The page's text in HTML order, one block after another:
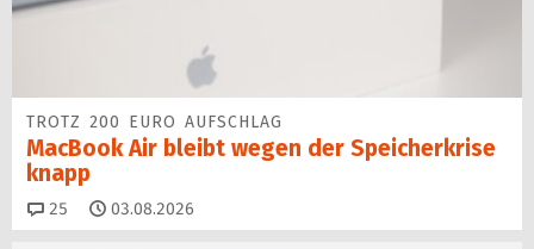
TROTZ 200 EURO AUFSCHLAG
MacBook Air bleibt wegen der Speicherkrise
knapp
25 Kommentare
03.08.2026